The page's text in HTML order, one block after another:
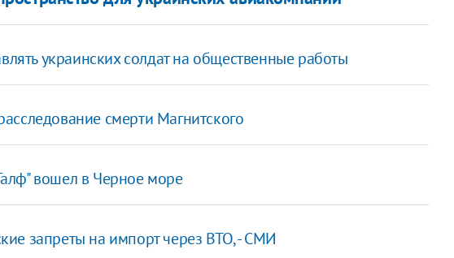
украинских солдат на общественные работы
смерти Магнитского
вошел в Черное море
запреты на импорт через ВТО, - СМИ